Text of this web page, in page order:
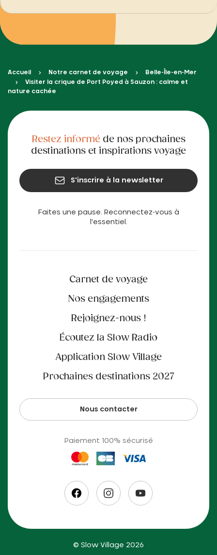
Accueil Notre carnet de voyage
Belle-Île-en-Mer
Visiter la crique de Port Poyed à Sauzon : calme et
nature cachée
Faites une pause. Reconnectez-vous à
l'essentiel.
Carnet de voyage
Nos engagements
Rejoignez-nous !
Écoutez la Slow Radio
Application Slow Village
Prochaines destinations 2027
Nous contacter
Paiement 100% sécurisé
Restez informéde nos prochaines
destinations et inspirations voyage
S'inscrire à la newsletter
© Slow Village 2026